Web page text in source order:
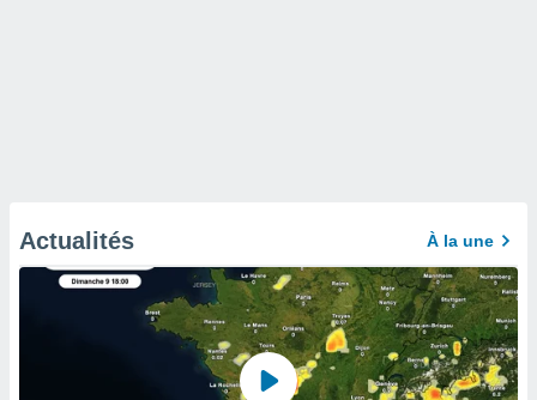
Actualités À la une